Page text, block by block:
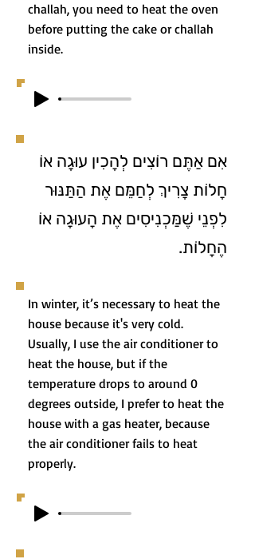
challah, you need to heat the oven
before putting the cake or challah
inside.
אִם אַתֶּם רוֹצִים לְהָכִין עוּגָה אוֹ
חָלוֹת צָרִיךְ לְחַמֵּם אֶת הַתַּנּוּר
לִפְנֵי שֶׁמַּכְנִיסִים אֶת הָעוּגָה אוֹ
הֶחָלוֹת.
In winter, it’s necessary to heat the
house because it's very cold.
Usually, I use the air conditioner to
heat the house, but if the
temperature drops to around 0
degrees outside, I prefer to heat the
house with a gas heater, because
the air conditioner fails to heat
properly.